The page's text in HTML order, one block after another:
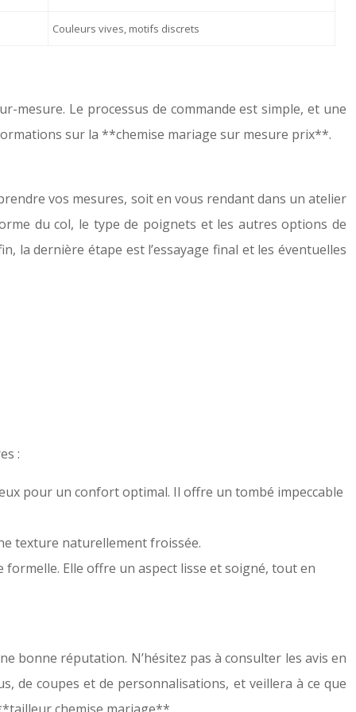
Couleurs vives, motifs discrets
mesure. Le processus de commande est simple, et une
sur la **chemise mariage sur mesure prix**.
vos mesures, soit en vous rendant dans un atelier
du col, le type de poignets et les autres options de
la dernière étape est l’essayage final et les éventuelles
:
pour un confort optimal. Il offre un tombé impeccable
texture naturellement froissée.
Elle offre un aspect lisse et soigné, tout en
bonne réputation. N’hésitez pas à consulter les avis en
de coupes et de personnalisations, et veillera à ce que